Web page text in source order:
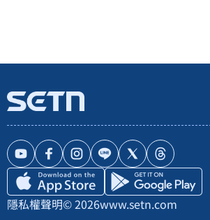
隱私權聲明© 2026www.setn.com